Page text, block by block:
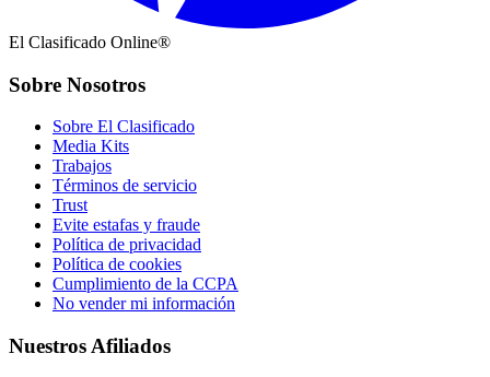
El Clasificado Online®
Sobre Nosotros
Sobre El Clasificado
Media Kits
Trabajos
Términos de servicio
Trust
Evite estafas y fraude
Política de privacidad
Política de cookies
Cumplimiento de la CCPA
No vender mi información
Nuestros Afiliados